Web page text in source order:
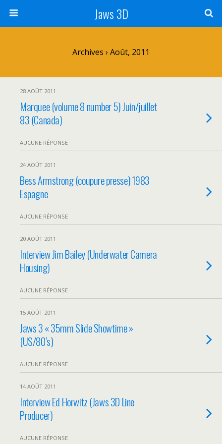
Jaws 3D
Archives › Août, 2011
28 AOÛT 2011
Marquee (volume 8 number 5) Juin/juillet
83 (Canada)
AUCUNE RÉPONSE
24 AOÛT 2011
Bess Armstrong (coupure presse) 1983
Espagne
AUCUNE RÉPONSE
20 AOÛT 2011
Interview Jim Bailey (Underwater Camera
Housing)
AUCUNE RÉPONSE
15 AOÛT 2011
Jaws 3 « 35mm Slide Showtime »
(US/80’s)
AUCUNE RÉPONSE
14 AOÛT 2011
Interview Ed Horwitz (Jaws 3D Line
Producer)
AUCUNE RÉPONSE